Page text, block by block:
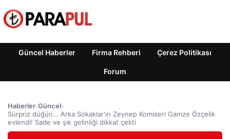
Güncel Haberler Firma Rehberi Çerez Politikası
Forum
Haberler›Güncel›
Sürpriz düğün… Arka Sokaklar'ın Zeynep Komiseri Gamze Özçelik
evlendi! Sade ve şık gelinliği dikkat çekti